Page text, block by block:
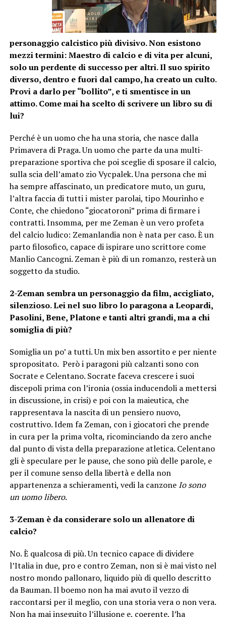
personaggio calcistico più divisivo. Non esistono
mezzi termini: Maestro di calcio e di vita per alcuni,
solo un perdente di successo per altri. Il suo spirito
diverso, dentro e fuori dal campo, ha creato un culto.
Provi a darlo per “bollito”, e ti smentisce in un
attimo. Come mai ha scelto di scrivere un libro su di
lui?
Perché è un uomo che ha una storia, che nasce dalla
Primavera di Praga. Un uomo che parte da una multi-
preparazione sportiva che poi sceglie di sposare il calcio,
sulla scia dell’amato zio Vycpalek. Una persona che mi
ha sempre affascinato, un predicatore muto, un guru,
l’altra faccia di tutti i mister parolai, tipo Mourinho e
Conte, che chiedono “giocatoroni” prima di firmare i
contratti. Insomma, per me Zeman è un vero profeta
del calcio ludico: Zemanlandia non è nata per caso. È un
parto filosofico, capace di ispirare uno scrittore come
Manlio Cancogni. Zeman è più di un romanzo, resterà un
soggetto da studio.
2-Zeman sembra un personaggio da film, accigliato,
silenzioso. Lei nel suo libro lo paragona a Leopardi,
Pasolini, Bene, Platone e tanti altri grandi, ma a chi
somiglia di più?
Somiglia un po’ a tutti. Un mix ben assortito e per niente
spropositato. Però i paragoni più calzanti sono con
Socrate e Celentano. Socrate faceva crescere i suoi
discepoli prima con l’ironia (ossia inducendoli a mettersi
in discussione, in crisi) e poi con la maieutica, che
rappresentava la nascita di un pensiero nuovo,
costruttivo. Idem fa Zeman, con i giocatori che prende
in cura per la prima volta, ricominciando da zero anche
dal punto di vista della preparazione atletica. Celentano
gli è speculare per le pause, che sono più delle parole, e
per il comune senso della libertà e della non
appartenenza a schieramenti, vedi la canzone Io sono
un uomo libero.
3-Zeman è da considerare solo un allenatore di
calcio?
No. È qualcosa di più. Un tecnico capace di dividere
l’Italia in due, pro e contro Zeman, non si è mai visto nel
nostro mondo pallonaro, liquido più di quello descritto
da Bauman. Il boemo non ha mai avuto il vezzo di
raccontarsi per il meglio, con una storia vera o non vera.
Non ha mai inseguito l’illusione e, coerente, l’ha